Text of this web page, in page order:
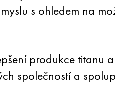
s ohledem na
produkce titanu
společností a